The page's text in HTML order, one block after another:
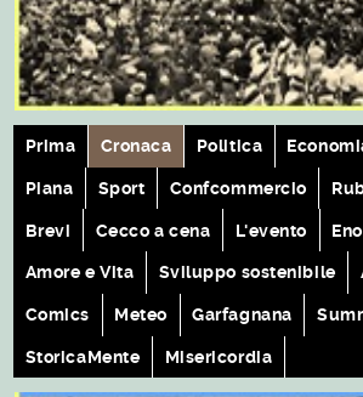
Prima Cronaca Politica
Piana Sport Confcommercio
Brevi Cecco a cena L'evento
Amore e Vita Sviluppo sostenibile
Comics Meteo Garfagnana
StoricaMente Misericordia